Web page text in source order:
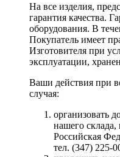
На все изделия,
гарантия качества.
оборудования. В
Покупатель имеет
Изготовителя при
эксплуатации,
Ваши действия при
случая:
организовать
нашего склада,
Российская
тел. (347) 225-